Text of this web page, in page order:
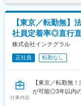
変更の範囲：会社
在宅：稼働時間
の場合は原則出社
業務範囲：既存メ
出張に関する調整
■業務内容
既存メンバーと
診勧奨
・各種面談対応
【東京／転勤無】
社員定着率◎直行
株式会社インテグラル
正社員 転勤なし
仕事内容
【東京／転勤無
が可能◎3年以内